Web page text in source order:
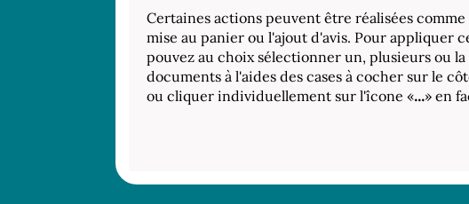
Certaines actions peuvent être réalisées
mise au panier ou l'ajout d'avis. Pour appliquer
pouvez au choix sélectionner un, plusieurs ou
documents à l'aides des cases à cocher sur le
ou cliquer individuellement sur l'îcone «...» en